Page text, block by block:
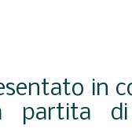
in
partita